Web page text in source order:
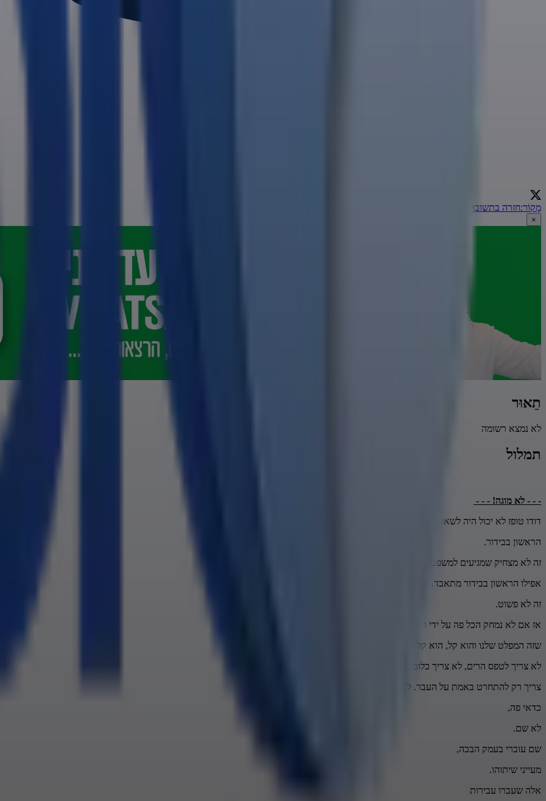
מָקוֹר:חזרה בתשובה
×
תֵאוּר
לא נמצא רשומה
תמלול
- - - לא מוגה! - - -
דודו טופז לא יכול היה לשאת את זה שכולם יודעים שהוא בכלא. התאבד.
הראשון בבידור.
זה לא מצחיק שמגיעים למשפט.
אפילו הראשון בבידור מתאבד.
זה לא פשוט.
אז אם לא נמחק הכל פה על ידי התשובה
שזה המפלט שלנו והוא קל, הוא קל.
לא צריך לטפס הרים, לא צריך כלום.
צריך רק להתחרט באמת על העבר. לבכות על העבר.
כדאי פה,
לא שם.
שם עוברי בעמק הבכה,
מעייני שיתוהו.
אלה שעברו עבירות